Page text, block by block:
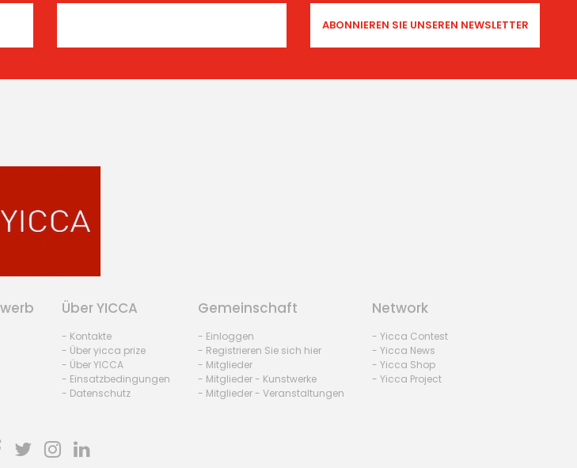
Über YICCA
- Kontakte
- Über yicca prize
- Über YICCA
- Einsatzbedingungen
- Datenschutz
Gemeinschaft
- Einloggen
- Registrieren Sie sich hier
- Mitglieder
- Mitglieder - Kunstwerke
- Mitglieder - Veranstaltungen
Network
- Yicca Contest
- Yicca News
- Yicca Shop
- Yicca Project